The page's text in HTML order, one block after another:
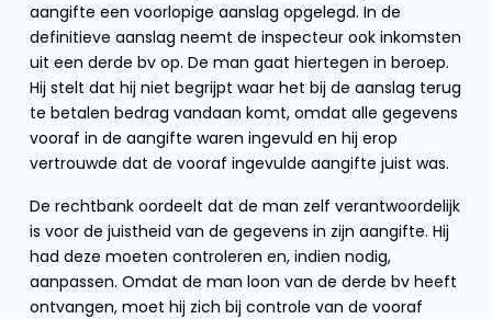
aangifte een voorlopige aanslag opgelegd. In de
definitieve aanslag neemt de inspecteur ook inkomsten
uit een derde bv op. De man gaat hiertegen in beroep.
Hij stelt dat hij niet begrijpt waar het bij de aanslag terug
te betalen bedrag vandaan komt, omdat alle gegevens
vooraf in de aangifte waren ingevuld en hij erop
vertrouwde dat de vooraf ingevulde aangifte juist was.
De rechtbank oordeelt dat de man zelf verantwoordelijk
is voor de juistheid van de gegevens in zijn aangifte. Hij
had deze moeten controleren en, indien nodig,
aanpassen. Omdat de man loon van de derde bv heeft
ontvangen, moet hij zich bij controle van de vooraf